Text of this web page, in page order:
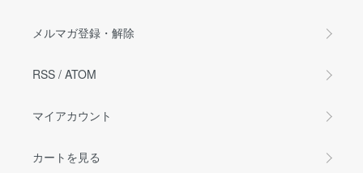
メルマガ登録・解除
RSS / ATOM
マイアカウント
カートを見る